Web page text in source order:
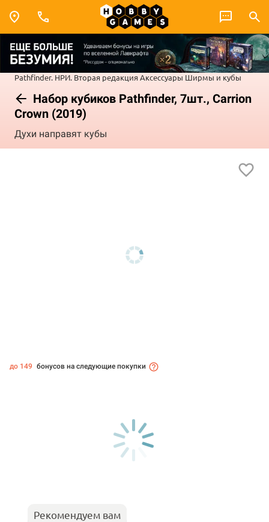
Pathfinder. НРИ. Вторая редакция Аксессуары Ширмы и кубы
Набор кубиков Pathfinder, 7шт., Carrion
Crown (2019)
Духи направят кубы
до 149 бонусов на следующие покупки
Рекомендуем вам